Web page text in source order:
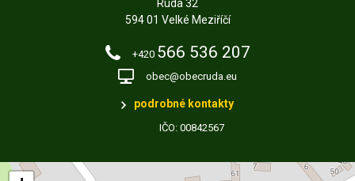
Ruda 32
594 01 Velké Meziříčí
+420 566 536 207
obec@obecruda.eu
podrobné kontakty
IČO: 00842567